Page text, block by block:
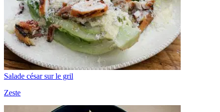
Salade césar sur le gril
Zeste